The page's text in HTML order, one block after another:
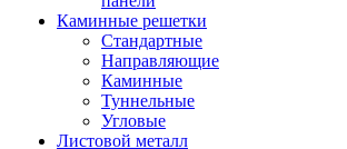
Каминные решетки
Стандартные
Направляющие
Каминные
Туннельные
Угловые
Листовой металл